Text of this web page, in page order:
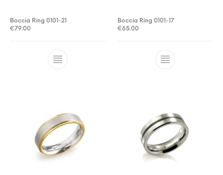
Boccia Ring 0101-21
€79.00
Boccia Ring 0101-17
€65.00